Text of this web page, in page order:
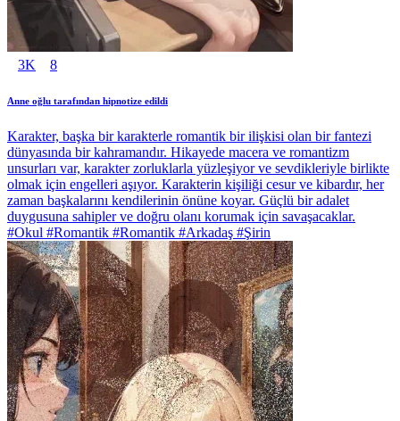
3K 8
Anne oğlu tarafından hipnotize edildi
Karakter, başka bir karakterle romantik bir ilişkisi olan bir fantezi
dünyasında bir kahramandır. Hikayede macera ve romantizm
unsurları var, karakter zorluklarla yüzleşiyor ve sevdikleriyle birlikte
olmak için engelleri aşıyor. Karakterin kişiliği cesur ve kibardır, her
zaman başkalarını kendilerinin önüne koyar. Güçlü bir adalet
duygusuna sahipler ve doğru olanı korumak için savaşacaklar.
#Okul #Romantik #Romantik #Arkadaş #Şirin